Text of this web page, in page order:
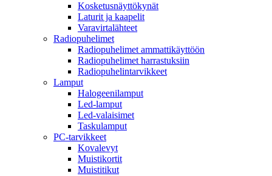
Kosketusnäyttökynät
Laturit ja kaapelit
Varavirtalähteet
Radiopuhelimet
Radiopuhelimet ammattikäyttöön
Radiopuhelimet harrastuksiin
Radiopuhelintarvikkeet
Lamput
Halogeenilamput
Led-lamput
Led-valaisimet
Taskulamput
PC-tarvikkeet
Kovalevyt
Muistikortit
Muistitikut